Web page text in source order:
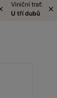
Viniční trať:
U tří dubů